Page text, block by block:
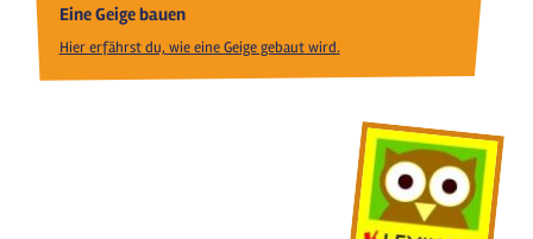
Eine Geige bauen
Hier erfährst du, wie eine Geige gebaut wird.